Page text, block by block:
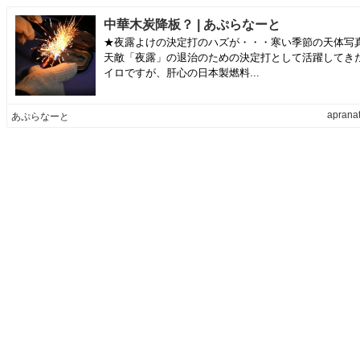
中華木炭降板？ | あぷらなーと
★夜露よけの決定打のハズが・・・寒い季節の天体写
天敵「夜露」の退治のための決定打として活躍してき
イロですが、肝心の日本製燃料...
あぷらなーと